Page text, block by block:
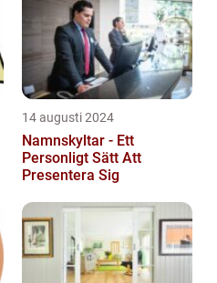
14 augusti 2024
Namnskyltar - Ett
Personligt Sätt Att
Presentera Sig